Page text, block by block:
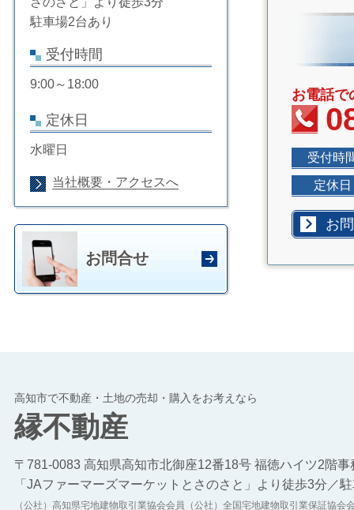
お電話で
受付時
定休日
お
駐車場2台あり
受付時間
9:00～18:00
定休日
水曜日
当社概要・アクセスへ
お問合せ
高知市で不動産・土地の売却・購入をお考えなら
縁不動産
〒781-0083 高知県高知市北御座12番18号 福徳ハイツ2階事
「JAファーマーズマーケットとさのさと」より徒歩3分／
（公社）高知県宅地建物取引業協会会員（公社）全国宅地建物取引業保証協